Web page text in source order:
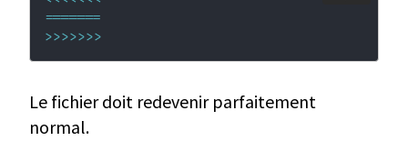
=======
>>>>>>>
Le fichier doit redevenir parfaitement
normal.